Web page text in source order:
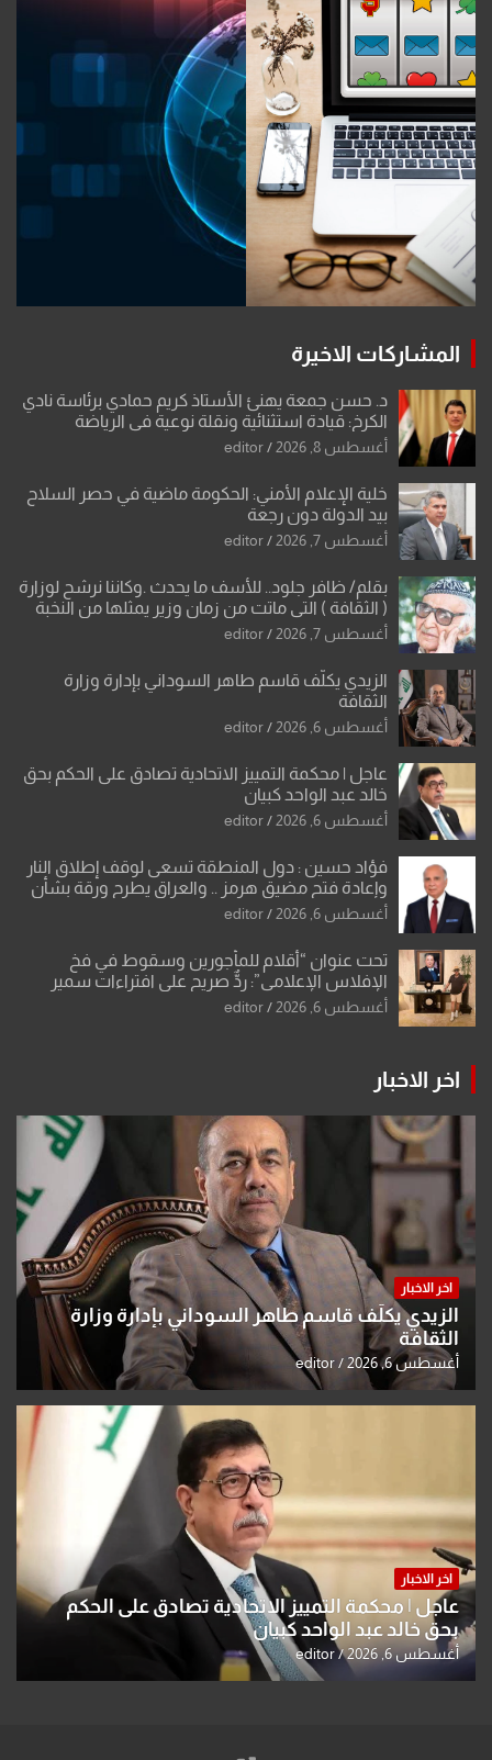
المشاركات الاخيرة
د. حسن جمعة يهنئ الأستاذ كريم حمادي برئاسة نادي
الكرخ: قيادة استثنائية ونقلة نوعية في الرياضة
العراقية
أغسطس 8, 2026 editor
خلية الإعلام الأمني: الحكومة ماضية في حصر السلاح
بيد الدولة دون رجعة
أغسطس 7, 2026 editor
بقلم/ ظافر جلود.. للأسف ما يحدث .وكاننا نرشح لوزارة
( الثقافة ) التي ماتت من زمان وزير يمثلها من النخبة
والإرث العظيم للثقافة العراقية..
أغسطس 7, 2026 editor
الزيدي يكلّف قاسم طاهر السوداني بإدارة وزارة
الثقافة
أغسطس 6, 2026 editor
عاجل | محكمة التمييز الاتحادية تصادق على الحكم بحق
خالد عبد الواحد كبيان
أغسطس 6, 2026 editor
فؤاد حسين : دول المنطقة تسعى لوقف إطلاق النار
وإعادة فتح مضيق هرمز .. والعراق يطرح ورقة بشأن
تحولات القدس
أغسطس 6, 2026 editor
تحت عنوان “أقلام للمأجورين وسقوط في فخ
الإفلاس الإعلامي”: ردٌّ صريح على افتراءات سمير
الشكرجي
أغسطس 6, 2026 editor
اخر الاخبار
اخر الاخبار
الزيدي يكلّف قاسم طاهر السوداني بإدارة وزارة
الثقافة
أغسطس 6, 2026 editor
اخر الاخبار
عاجل | محكمة التمييز الاتحادية تصادق على الحكم
بحق خالد عبد الواحد كبيان
أغسطس 6, 2026 editor